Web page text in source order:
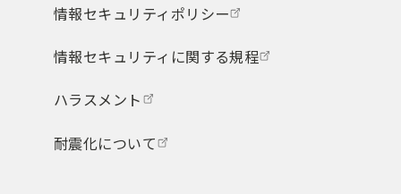
情報セキュリティポリシー
情報セキュリティに関する規程
ハラスメント
耐震化について